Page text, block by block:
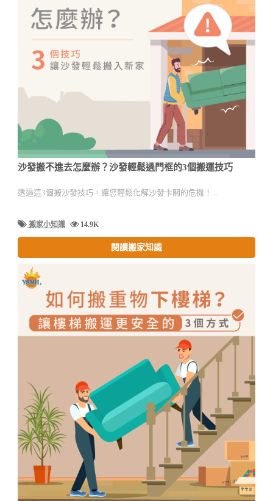
沙發搬不進去怎麼辦？沙發輕鬆過門框的3個搬運技巧
透過這3個搬沙發技巧，讓您輕鬆化解沙發卡關的危機！...
搬家小知識 14.9K
閱讀搬家知識